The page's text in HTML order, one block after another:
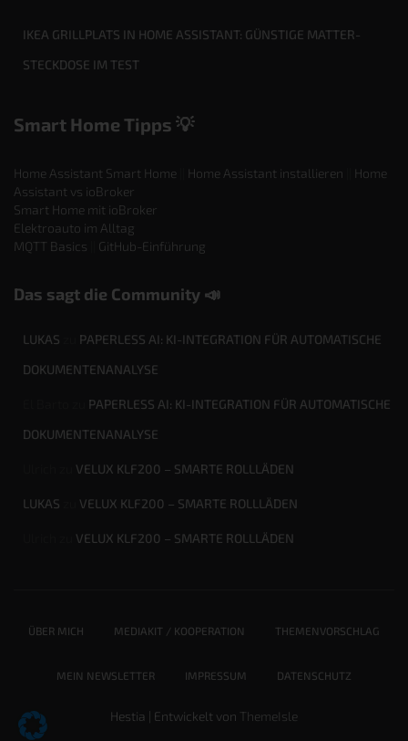
IKEA GRILLPLATS IN HOME ASSISTANT: GÜNSTIGE MATTER-
STECKDOSE IM TEST
Smart Home Tipps 💡
Home Assistant Smart Home Home Assistant installieren
Home
Assistant vs ioBroker
Smart Home mit ioBroker
Elektroauto im Alltag
MQTT Basics
GitHub-Einführung
Das sagt die Community 📣
LUKAS
PAPERLESS AI: KI-INTEGRATION FÜR AUTOMATISCHE
DOKUMENTENANALYSE
PAPERLESS AI: KI-INTEGRATION FÜR AUTOMATISCHE
DOKUMENTENANALYSE
VELUX KLF200 – SMARTE ROLLLÄDEN
LUKAS VELUX KLF200 – SMARTE ROLLLÄDEN
VELUX KLF200 – SMARTE ROLLLÄDEN
ÜBER MICH MEDIAKIT / KOOPERATION THEMENVORSCHLAG
MEIN NEWSLETTER IMPRESSUM DATENSCHUTZ
Hestia | Entwickelt von ThemeIsle